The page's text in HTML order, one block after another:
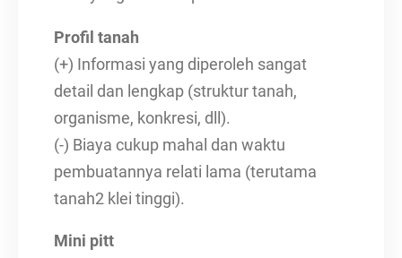
Profil tanah
(+) Informasi yang diperoleh sangat
detail dan lengkap (struktur tanah,
organisme, konkresi, dll).
(-) Biaya cukup mahal dan waktu
pembuatannya relati lama (terutama
tanah2 klei tinggi).
Mini pitt